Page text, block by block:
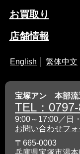
お買取り
店舗情報
English 繁体中文
宝塚アン 本部流
TEL：
9:00～17:00／日
お問い合わせフォ
〒665-0003
兵庫県宝塚市湯